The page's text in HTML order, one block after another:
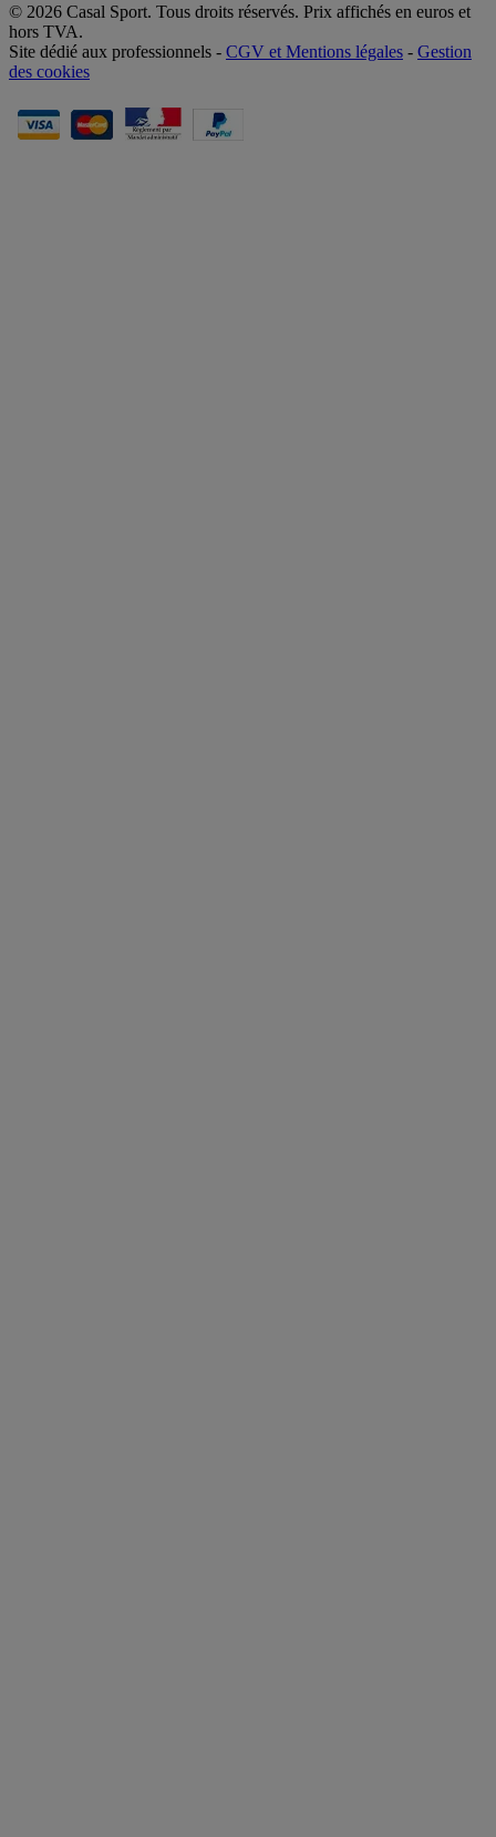
© 2026 Casal Sport. Tous droits réservés. Prix affichés en euros et
hors TVA.
Site dédié aux professionnels - CGV et Mentions légales - Gestion
des cookies